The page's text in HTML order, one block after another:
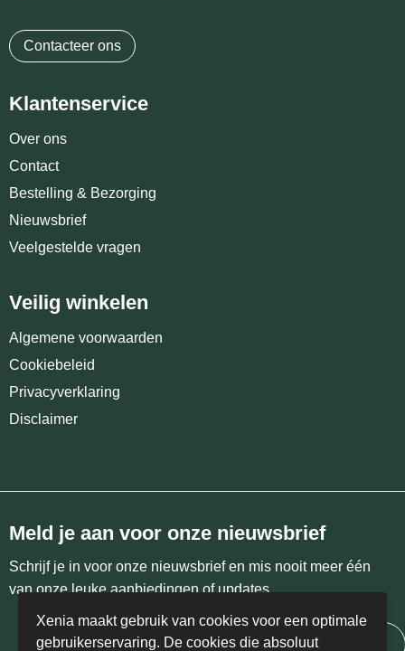
Contacteer ons
Klantenservice
Over ons
Contact
Bestelling & Bezorging
Nieuwsbrief
Veelgestelde vragen
Veilig winkelen
Algemene voorwaarden
Cookiebeleid
Privacyverklaring
Disclaimer
Meld je aan voor onze nieuwsbrief
Schrijf je in voor onze nieuwsbrief en mis nooit meer één
van onze leuke aanbiedingen of updates.
Inschrijven
Xenia maakt gebruik van cookies voor een optimale
gebruikerservaring. De cookies die absoluut